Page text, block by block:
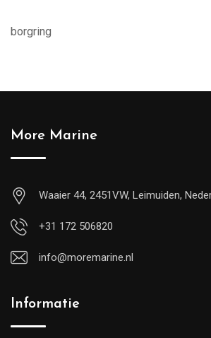
borgring
More Marine
Waaier 44, 2451VW, Leimuiden,
+31 172 506820
info@moremarine.nl
Informatie